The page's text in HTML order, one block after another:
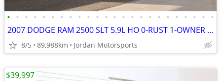
• • • • • • • • • • • • • • • • • • • • • • • •
2007 DODGE RAM 2500 SLT 5.9L HO 0-RUST 1-OWNER 89K 3500 2006 2005 2004
8/5 89,988km Jordan Motorsports
$39,997